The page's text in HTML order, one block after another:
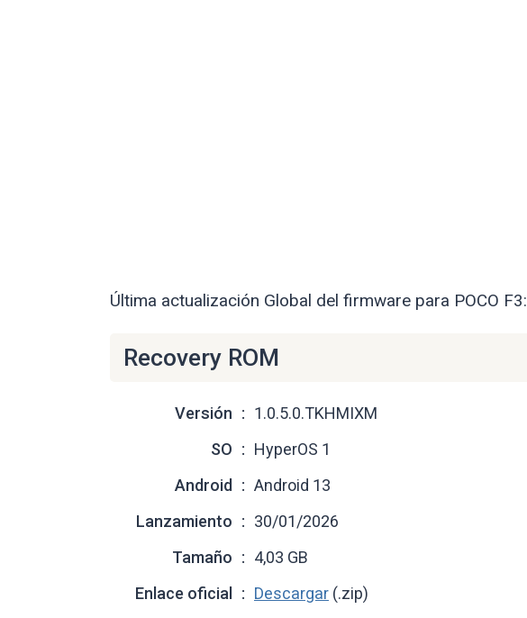
Última actualización Global del firmware para POCO F3:
Recovery ROM
Versión
1.0.5.0.TKHMIXM
SO
HyperOS 1
Android
Android 13
Lanzamiento
30/01/2026
Tamaño
4,03 GB
Enlace oficial
Descargar (.zip)